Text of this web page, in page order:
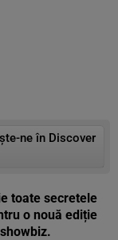
ne în Discover
toate secretele
o nouă ediție